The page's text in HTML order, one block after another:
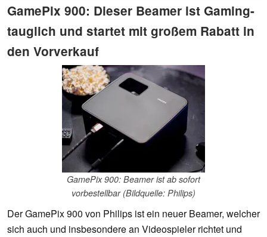
GamePix 900: Dieser Beamer ist Gaming-
tauglich und startet mit großem Rabatt in
den Vorverkauf
GamePix 900: Beamer ist ab sofort
vorbestellbar (Bildquelle: Philips)
Der GamePix 900 von Philips ist ein neuer Beamer, welcher
sich auch und insbesondere an Videospieler richtet und